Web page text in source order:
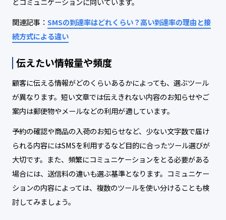
関連記事： SMSの到達率はどれくらい？高い到達率の理由と接
続方式による違い
伝えたい情報量や頻度
顧客に伝える情報がどのくらいあるかによっても、選ぶツール
が異なります。短い文章では伝えきれない内容のお知らせやご
案内は郵便物やメールなどの利用が適しています。
予約の確認や商品の入荷のお知らせなど、少ない文字数で届け
られる内容にはSMSを利用するなど目的に合ったツール選びが
大切です。また、頻繁にコミュニケーションをとる必要がある
場合には、送信料の違いも選ぶ基準となります。コミュニケー
ションの内容によっては、複数のツールを使い分けることも検
討してみましょう。